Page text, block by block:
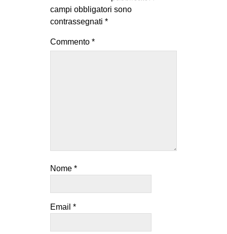
campi obbligatori sono
contrassegnati *
Commento *
Nome *
Email *